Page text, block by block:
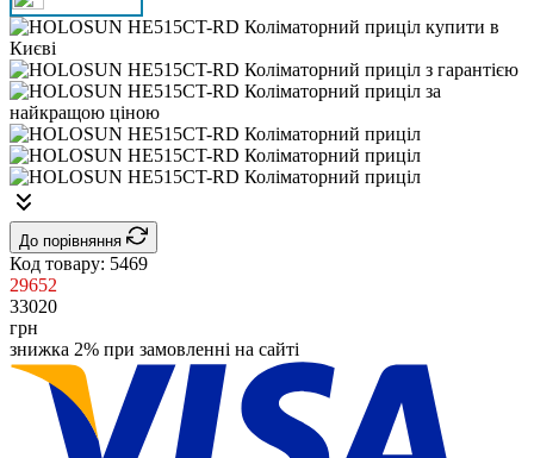
До порівняння
Код товару: 5469
29652
33020
грн
знижка 2% при замовленні на сайті